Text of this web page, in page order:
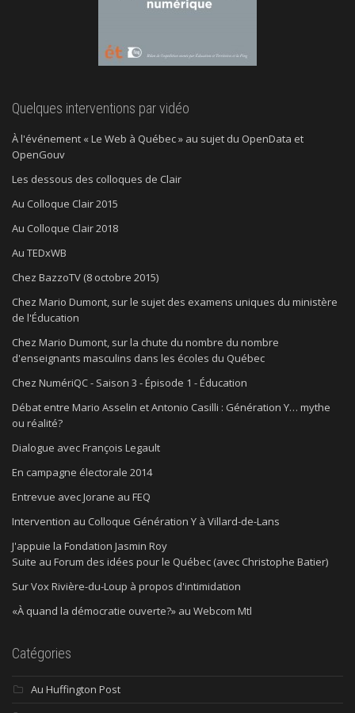
Quelques interventions par vidéo
À l'événement « Le Web à Québec » au sujet du OpenData et
OpenGouv
Les dessous des colloques de Clair
Au Colloque Clair 2015
Au Colloque Clair 2018
Au TEDxWB
Chez BazzoTV (8 octobre 2015)
Chez Mario Dumont, sur le sujet des examens uniques du ministère
de l'Éducation
Chez Mario Dumont, sur la chute du nombre du nombre
d'enseignants masculins dans les écoles du Québec
Chez NumériQC - Saison 3 - Épisode 1 - Éducation
Débat entre Mario Asselin et Antonio Casilli : Génération Y… mythe
ou réalité?
Dialogue avec François Legault
En campagne électorale 2014
Entrevue avec Jorane au FEQ
Intervention au Colloque Génération Y à Villard-de-Lans
J'appuie la Fondation Jasmin Roy
Suite au Forum des idées pour le Québec (avec Christophe Batier)
Sur Vox Rivière-du-Loup à propos d'intimidation
«À quand la démocratie ouverte?» au Webcom Mtl
Catégories
Au Huffington Post